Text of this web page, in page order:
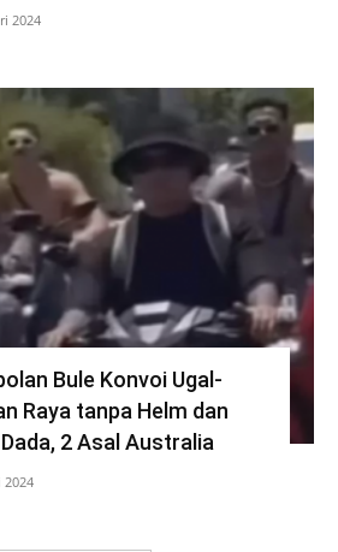
2024
Bule Konvoi Ugal-
Raya tanpa Helm dan
2 Asal Australia
2024